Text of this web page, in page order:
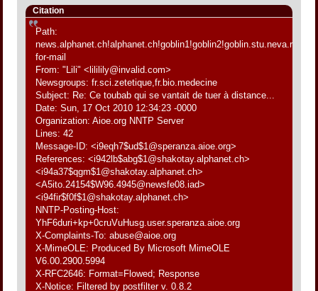
Citation
Path:
for-mail
From: "Lili" <lililily@invalid.com>
Newsgroups: fr.sci.zetetique,fr.bio.medecine
Subject: Re: Ce toubab qui se vantait de tuer à distance...
Date: Sun, 17 Oct 2010 12:34:23 -0000
Organization: Aioe.org NNTP Server
Lines: 42
Message-ID: <i9eqh7$ud$1@speranza.aioe.org>
References: <i942lb$abg$1@shakotay.alphanet.ch>
<i94a37$qgm$1@shakotay.alphanet.ch>
<A5ito.24154$W96.4945@newsfe08.iad>
<i94fir$f0f$1@shakotay.alphanet.ch>
NNTP-Posting-Host:
YhF6duri+kp+0cruVuHusg.user.speranza.aioe.org
X-Complaints-To: abuse@aioe.org
X-MimeOLE: Produced By Microsoft MimeOLE
V6.00.2900.5994
X-RFC2646: Format=Flowed; Response
X-Notice: Filtered by postfilter v. 0.8.2